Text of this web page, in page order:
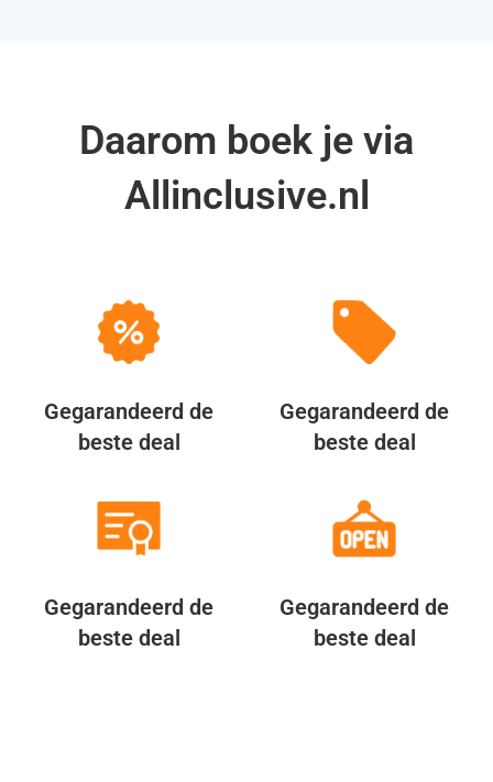
Daarom boek je via
Allinclusive.nl
Gegarandeerd de
beste deal
Gegarandeerd de
beste deal
Gegarandeerd de
beste deal
Gegarandeerd de
beste deal